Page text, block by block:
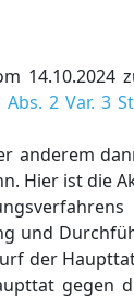
Abs. 2 Var. 3
anderem
Hier ist die
und
der
gegen